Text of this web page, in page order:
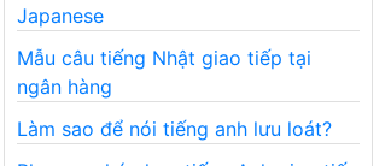
Japanese
Mẫu câu tiếng Nhật giao tiếp tại
ngân hàng
Làm sao để nói tiếng anh lưu loát?